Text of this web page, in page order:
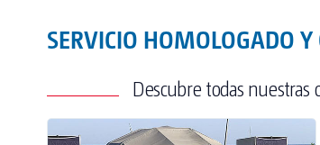
SERVICIO HOMOLOGADO Y
Descubre todas nuestras